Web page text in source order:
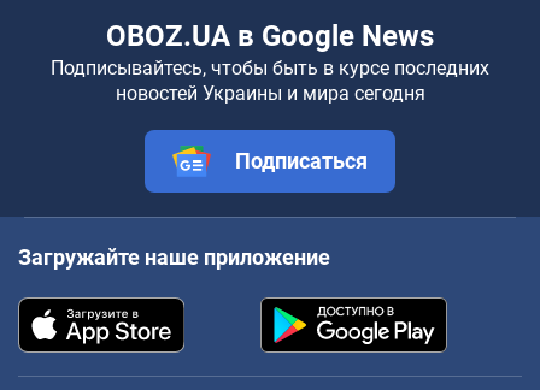
OBOZ.UA в Google News
Подписывайтесь, чтобы быть в курсе последних
новостей Украины и мира сегодня
Подписаться
Загружайте наше приложение